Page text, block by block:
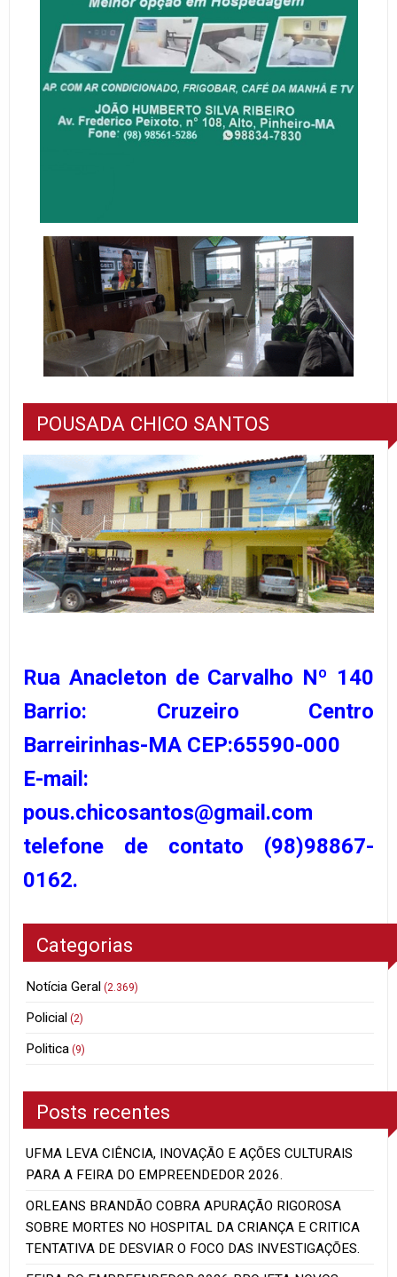
POUSADA CHICO SANTOS
Rua Anacleton de Carvalho Nº 140
Barrio: Cruzeiro Centro
Barreirinhas-MA CEP:65590-000
E-mail:
pous.chicosantos@gmail.com
telefone de contato (98)98867-
0162.
Categorias
Notícia Geral (2.369)
Policial (2)
Politica (9)
Posts recentes
UFMA LEVA CIÊNCIA, INOVAÇÃO E AÇÕES CULTURAIS
PARA A FEIRA DO EMPREENDEDOR 2026.
ORLEANS BRANDÃO COBRA APURAÇÃO RIGOROSA
SOBRE MORTES NO HOSPITAL DA CRIANÇA E CRITICA
TENTATIVA DE DESVIAR O FOCO DAS INVESTIGAÇÕES.